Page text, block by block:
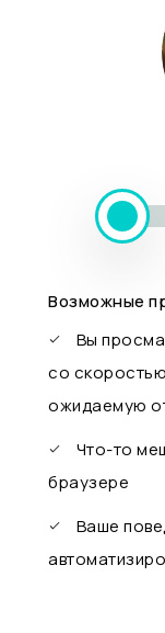
Возможные
Вы
со
ожидаемую
Что-то
браузере
Ваше